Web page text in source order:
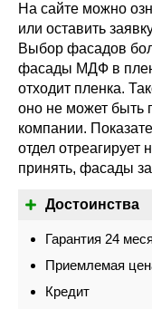
На сайте можно
или оставить
Выбор фасадов
фасады МДФ в
отходит пленка.
оно не может быть
компании.
отдел
принять, фасады
Достоинства
Гарантия 24
Приемлемая
Кредит